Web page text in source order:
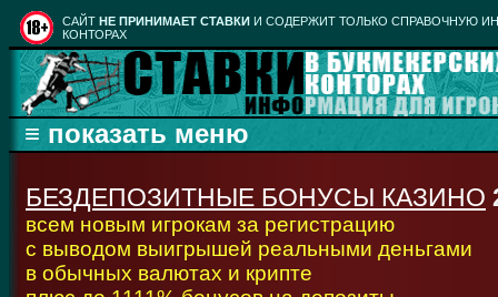
CАЙТ НЕ ПРИНИМАЕТ СТАВКИ И СОДЕРЖИТ ТОЛЬКО СПРАВОЧНУЮ
КОНТОРАХ
БЕЗДЕПОЗИТНЫЕ БОНУСЫ КАЗИНО
всем новым игрокам за регистрацию
с выводом выигрышей реальными деньгами
в обычных валютах и крипте